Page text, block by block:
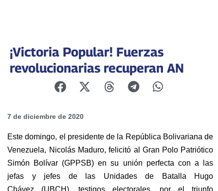
¡Victoria Popular! Fuerzas
revolucionarias recuperan AN
7 de diciembre de 2020
Este domingo, el presidente de la República Bolivariana de
Venezuela, Nicolás Maduro,felicitó al Gran Polo Patriótico
Simón Bolívar (GPPSB) en su unión perfecta con a las
jefas y jefes de las Unidades de Batalla Hugo